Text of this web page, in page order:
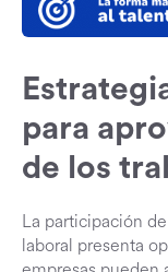
para
de los
La participación
laboral presenta